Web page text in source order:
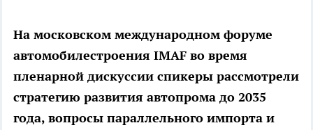
На московском международном форуме
автомобилестроения IMAF во время
пленарной дискуссии спикеры рассмотрели
стратегию развития автопрома до 2035
года, вопросы параллельного импорта и